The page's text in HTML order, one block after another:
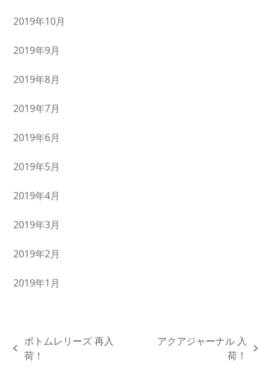
2019年10月
2019年9月
2019年8月
2019年7月
2019年6月
2019年5月
2019年4月
2019年3月
2019年2月
2019年1月
previous
ボトムレリーズ 再入
荷！
アクアジャーナル 入
荷！